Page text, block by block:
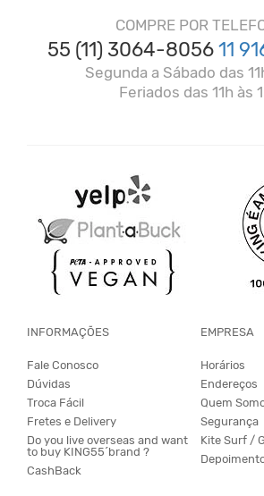
COMPRE POR
55 (11) 3064-805611
Segunda a Sábado das
Feriados das 11h às
INFORMAÇÕES
Fale Conosco
Dúvidas
Troca Fácil
Fretes e Delivery
Do you live overseas and want
to buy KING55´brand ?
CashBack
EMPRESA
Horários
Endereços
Quem
Segurança
Kite Surf /